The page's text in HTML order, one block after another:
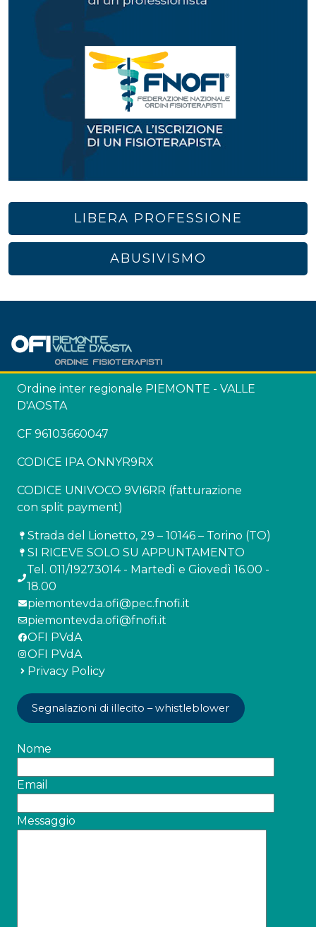
LIBERA PROFESSIONE
ABUSIVISMO
Ordine inter regionale PIEMONTE - VALLE
D'AOSTA
CF 96103660047
CODICE IPA ONNYR9RX
CODICE UNIVOCO 9VI6RR (fatturazione
con split payment)
Strada del Lionetto, 29 – 10146 – Torino (TO)
SI RICEVE SOLO SU APPUNTAMENTO
Tel. 011/19273014 - Martedì e Giovedì 16.00 -
18.00
piemontevda.ofi@pec.fnofi.it
piemontevda.ofi@fnofi.it
OFI PVdA
OFI PVdA
Privacy Policy
Segnalazioni di illecito – whistleblower
Nome
Email
Messaggio